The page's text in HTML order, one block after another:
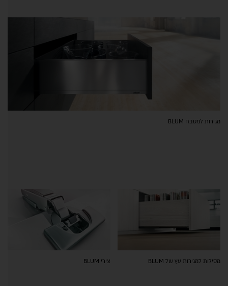
מגירות למטבח BLUM
מסילות למגירות עץ של BLUM צירי BLUM